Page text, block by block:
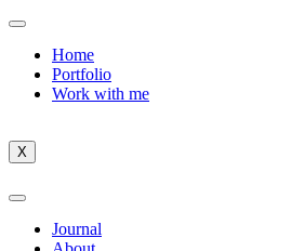
Home
Portfolio
Work with me
X
Journal